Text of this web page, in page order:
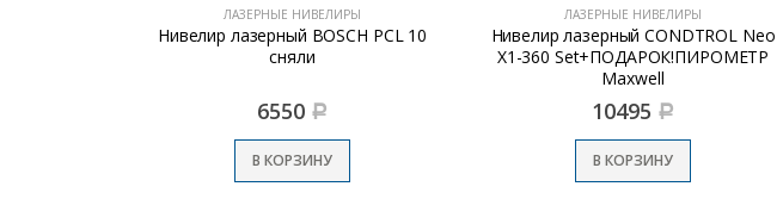
ЛАЗЕРНЫЕ НИВЕЛИРЫ
Нивелир лазерный BOSCH PCL 10
сняли
6550 Р
В КОРЗИНУ
ЛАЗЕРНЫЕ НИВЕЛИРЫ
Нивелир лазерный CONDTROL Neo
Х1-360 Set+ПОДАРОК!ПИРОМЕТР
Maxwell
10495 Р
В КОРЗИНУ